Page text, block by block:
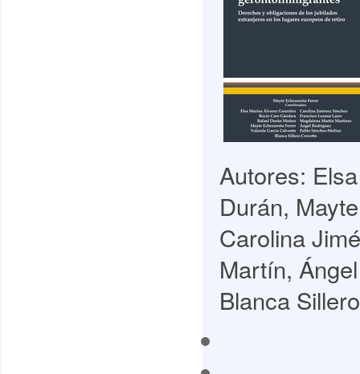
Autores:
Durán,
Carolina
Martín,
Blanca